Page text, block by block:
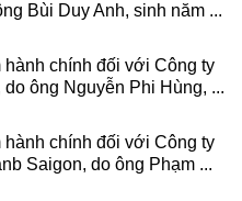
Bùi Duy Anh, sinh năm ...
chính đối với Công ty
ông Nguyễn Phi Hùng, ...
chính đối với Công ty
Saigon, do ông Phạm ...